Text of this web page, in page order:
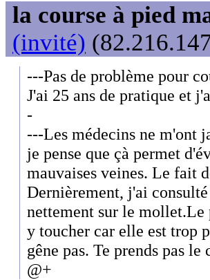
la course à pied
(invité)
---Pas de problème pour
J'ai 25 ans de pratique et
-
---Les médecins ne m'ont
je pense que çà permet
mauvaises veines. Le fait
Dernièrement, j'ai
nettement sur le mollet.Le
y toucher car elle est trop
gêne pas. Te prends pas
@+